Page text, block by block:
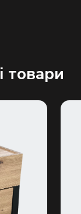
товари